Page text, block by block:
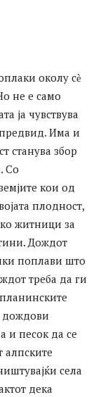
околу сѐ
не е само
ја чувствува
Има и
станува збор
Со
кои од
плодност,
житници за
Дождот
поплави што
треба да ги
дождови
и песок да се
алпските
села
дека